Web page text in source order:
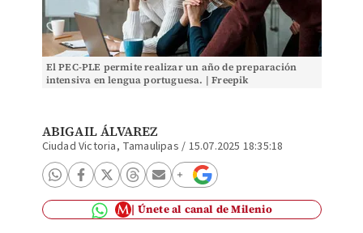
El PEC-PLE permite realizar un año de preparación
intensiva en lengua portuguesa. | Freepik
ABIGAIL ÁLVAREZ
Ciudad Victoria, Tamaulipas / 15.07.2025 18:35:18
Únete al canal de Milenio